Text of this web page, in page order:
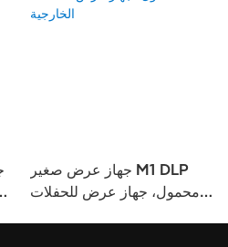
جهاز عرض صغير M1 DLP
محمول، جهاز عرض للحفلات